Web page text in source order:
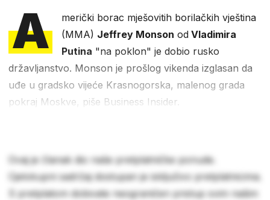
A
merički borac mješovitih borilačkih vještina
(MMA) Jeffrey Monson od Vladimira
Putina "na poklon" je dobio rusko
državljanstvo. Monson je prošlog vikenda izglasan da
uđe u gradsko vijeće Krasnogorska, malenog grada
pokraj Moskve, piše Business Insider.
Ovaj je članak dio naše pretplatničke ponude.
Cjelokupni sadržaj dostupan je isključivo pretplatnicima.
S pretplatom dobivate neograničen pristup svim našim